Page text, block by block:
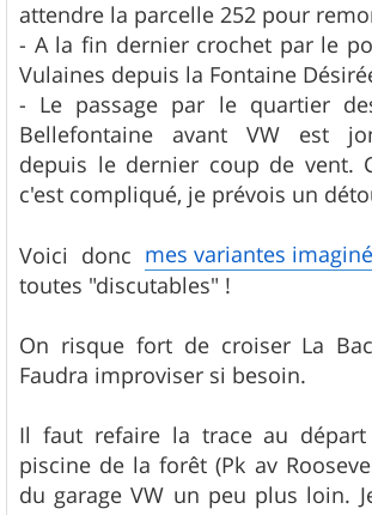
attendre la parcelle 252 pour
- A la fin dernier crochet par le
Vulaines depuis la Fontaine
- Le passage par le quartier
Bellefontaine avant VW est
depuis le dernier coup de vent.
c'est compliqué, je prévois un
Voici donc mes variantes
toutes "discutables" !
On risque fort de croiser La
Faudra improviser si besoin.
Il faut refaire la trace au départ
piscine de la forêt (Pk av
du garage VW un peu plus loin.